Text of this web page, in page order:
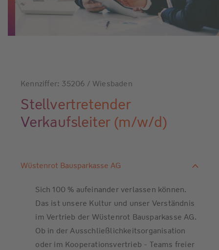
Kennziffer: 35206 / Wiesbaden
Stellvertretender
Verkaufsleiter (m/w/d)
Wüstenrot Bausparkasse AG
Sich 100 % aufeinander verlassen können.
Das ist unsere Kultur und unser Verständnis
im Vertrieb der Wüstenrot Bausparkasse AG.
Ob in der Ausschließlichkeitsorganisation
oder im Kooperationsvertrieb - Teams freier